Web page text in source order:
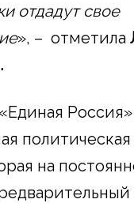
отдадут свое
», – отметила
Россия»
на